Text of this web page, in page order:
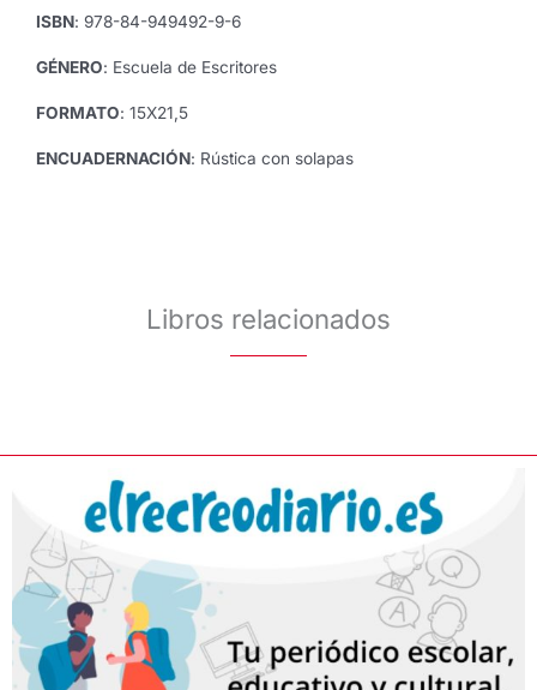
ISBN: 978-84-949492-9-6
GÉNERO: Escuela de Escritores
FORMATO: 15X21,5
ENCUADERNACIÓN: Rústica con solapas
Libros relacionados